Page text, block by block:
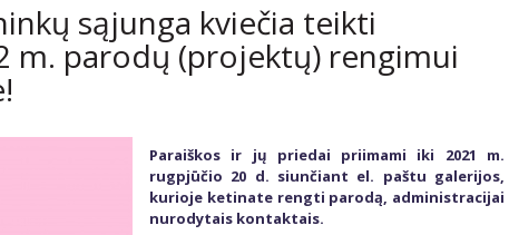
sąjunga kviečia teikti
m. parodų (projektų) rengimui
Paraiškos ir jų priedai priimami iki 2021 m.
rugpjūčio 20 d. siunčiant el. paštu galerijos,
kurioje ketinate rengti parodą, administracijai
nurodytais kontaktais.